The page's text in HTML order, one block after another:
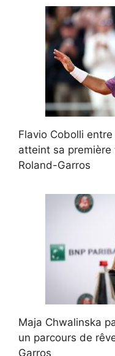
Flavio Cobolli
atteint sa première
Roland-Garros
Maja Chwalinska
un parcours de
Garros